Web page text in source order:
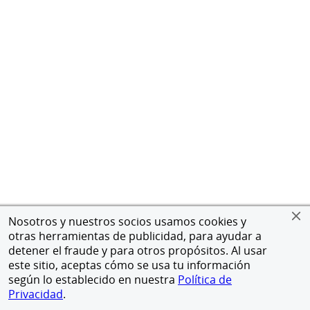
Nosotros y nuestros socios usamos cookies y
otras herramientas de publicidad, para ayudar a
detener el fraude y para otros propósitos. Al usar
este sitio, aceptas cómo se usa tu información
según lo establecido en nuestra Política de
Privacidad.